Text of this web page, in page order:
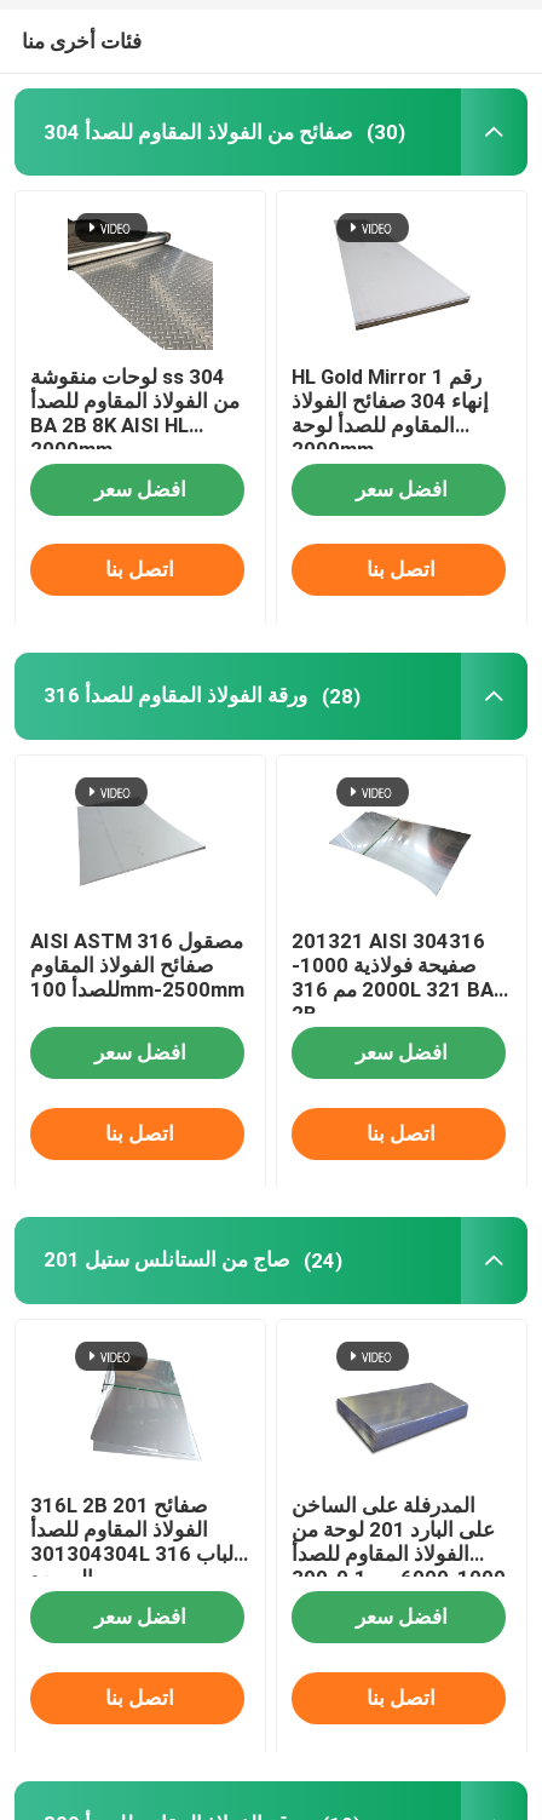
منزل
المنتجات
أشرطة فيديو
304 صفائح من الفولاذ المقاوم للصدأ
316 ورقة الفولاذ المقاوم للصدأ
309 ورقة الفولاذ المقاوم للصدأ
لفائف الفولاذ المقاوم للصدأ المدرفلة على الساخن
فئات أخرى منا
304 صفائح من الفولاذ المقاوم للصدأ (30)
لوحات منقوشة ss 304
من الفولاذ المقاوم للصدأ
BA 2B 8K AISI HL
2000mm
افضل سعر
اتصل بنا
HL Gold Mirror رقم 1
إنهاء 304 صفائح الفولاذ
المقاوم للصدأ لوحة
2000mm
افضل سعر
اتصل بنا
316 ورقة الفولاذ المقاوم للصدأ (28)
AISI ASTM مصقول 316
صفائح الفولاذ المقاوم
للصدأ 100mm-2500mm
افضل سعر
اتصل بنا
201321 AISI 304316
صفيحة فولاذية 1000-
2000 مم 316L 321 BA
2B
افضل سعر
اتصل بنا
201 صاج من الستانلس ستيل (24)
316L 2B 201 صفائح
الفولاذ المقاوم للصدأ
301304304L 316 لباب
المصعد
افضل سعر
اتصل بنا
المدرفلة على الساخن
على البارد 201 لوحة من
الفولاذ المقاوم للصدأ
1000-6000 مم 0.1-300
مم
افضل سعر
اتصل بنا